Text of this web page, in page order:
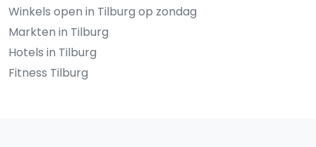
Winkels open in Tilburg op zondag
Markten in Tilburg
Hotels in Tilburg
Fitness Tilburg